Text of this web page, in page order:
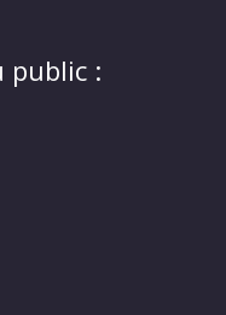
public :